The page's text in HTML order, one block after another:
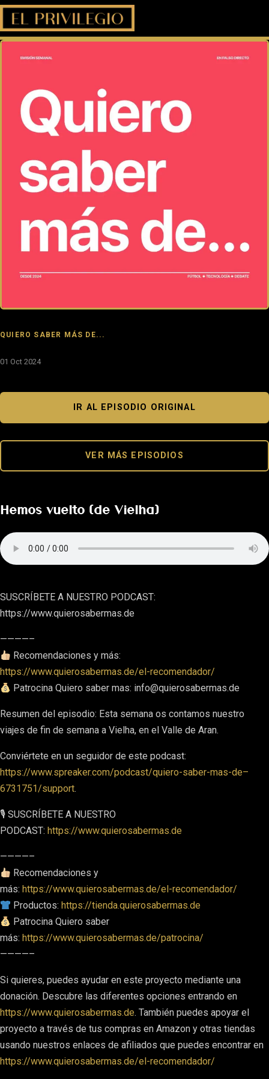
QUIERO SABER MÁS DE...
01 Oct 2024
IR AL EPISODIO ORIGINAL
VER MÁS EPISODIOS
Hemos vuelto (de Vielha)
SUSCRÍBETE A NUESTRO PODCAST:
https://www.quierosabermas.de
————–
Recomendaciones y más:
https://www.quierosabermas.de/el-recomendador/
Patrocina Quiero saber mas: info@quierosabermas.de
Resumen del episodio: Esta semana os contamos nuestro
viajes de fin de semana a Vielha, en el Valle de Aran.
Conviértete en un seguidor de este podcast:
https://www.spreaker.com/podcast/quiero-saber-mas-de–
6731751/support.
🎙 SUSCRÍBETE A NUESTRO
PODCAST: https://www.quierosabermas.de
————–
Recomendaciones y
más: https://www.quierosabermas.de/el-recomendador/
Productos:https://tienda.quierosabermas.de
Patrocina Quiero saber
más: https://www.quierosabermas.de/patrocina/
————–
Si quieres, puedes ayudar en este proyecto mediante una
donación. Descubre las diferentes opciones entrando en
https://www.quierosabermas.de. También puedes apoyar el
proyecto a través de tus compras en Amazon y otras tiendas
usando nuestros enlaces de afiliados que puedes encontrar en
https://www.quierosabermas.de/el-recomendador/